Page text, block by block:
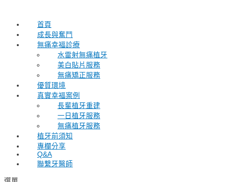
content
首頁
成長與奮鬥
無痛幸福診療
水雷射無痛植牙
美白貼片服務
無痛矯正服務
優質環境
真實幸福案例
長輩植牙重建
一日植牙服務
無痛植牙服務
植牙前須知
專欄分享
Q&A
聯繫牙醫師